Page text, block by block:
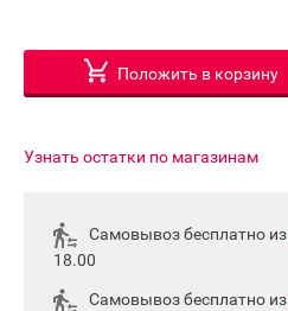
Положить в корзину
Узнать остатки по магазинам
Самовывоз бесплатно из
18.00
Самовывоз бесплатно из